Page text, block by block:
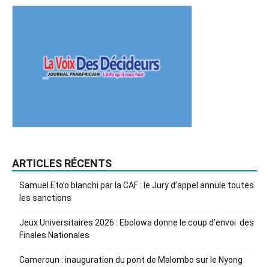
ARTICLES RÉCENTS
Samuel Eto’o blanchi par la CAF : le Jury d’appel annule toutes
les sanctions
Jeux Universitaires 2026 : Ebolowa donne le coup d’envoi des
Finales Nationales
Cameroun : inauguration du pont de Malombo sur le Nyong